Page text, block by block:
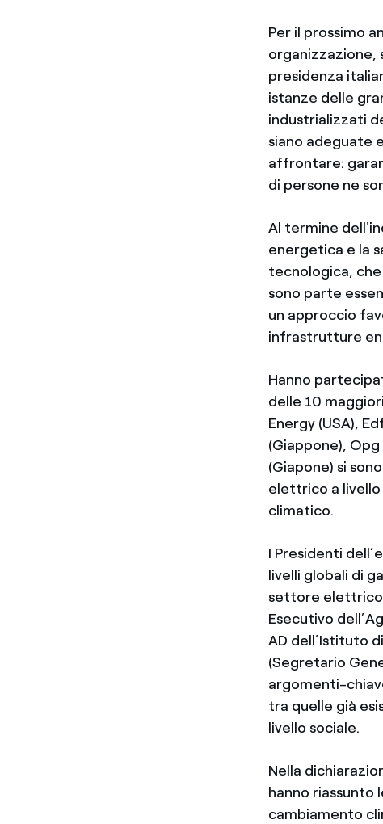
Per il prossimo
organizzazione,
presidenza
istanze delle
industrializzati
siano adeguate
affrontare:
di persone ne
Al termine
energetica e la
tecnologica,
sono parte
un approccio
infrastrutture
Hanno
delle 10
Energy (USA),
(Giappone), Opg
(Giapone) si
elettrico a
climatico.
I Presidenti
livelli globali di
settore elettrico
Esecutivo
AD dell’Istituto
(Segretario
argomenti-
tra quelle già
livello sociale.
Nella
hanno
cambiamento